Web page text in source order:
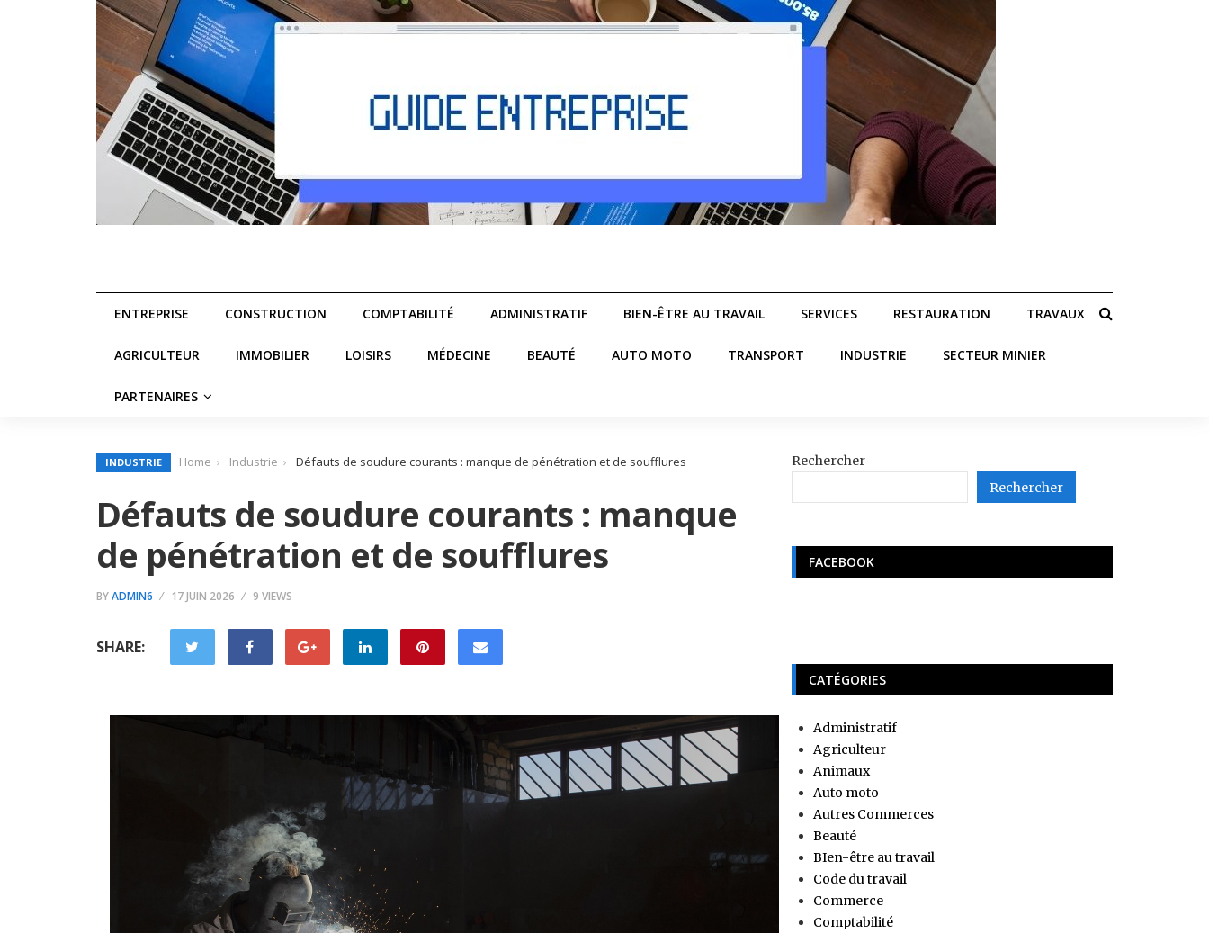
ENTREPRISE CONSTRUCTION COMPTABILITÉ ADMINISTRATIF BIEN-ÊTRE AU TRAVAIL SERVICES RESTAURATION TRAVAUX
AGRICULTEUR IMMOBILIER LOISIRS MÉDECINE BEAUTÉ AUTO MOTO TRANSPORT INDUSTRIE SECTEUR MINIER
PARTENAIRES
INDUSTRIE Home Industrie Défauts de soudure courants : manque de pénétration et de soufflures
Défauts de soudure courants : manque
de pénétration et de soufflures
BYADMIN6 17 JUIN 2026 9 VIEWS
SHARE:
Rechercher
Rechercher
FACEBOOK
CATÉGORIES
Administratif
Agriculteur
Animaux
Auto moto
Autres Commerces
Beauté
BIen-être au travail
Code du travail
Commerce
Comptabilité